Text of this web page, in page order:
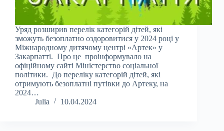
Уряд розширив перелік категорій дітей, які
зможуть безоплатно оздоровитися у 2024 році у
Міжнародному дитячому центрі «Артек» у
Закарпатті. Про це проінформувало на
офіційному сайті Міністерство соціальної
політики. До переліку категорій дітей, які
отримують безоплатні путівки до Артеку, на
2024…
Julia
10.04.2024